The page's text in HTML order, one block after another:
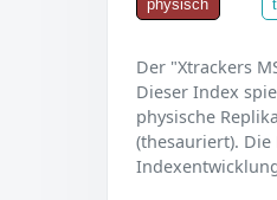
physisch
Der "Xtrackers
Dieser Index
physische
(thesauriert). Die